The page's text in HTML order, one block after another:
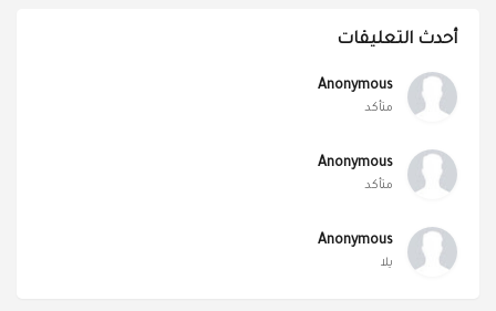
أحدث التعليقات
Anonymous
متأكد
Anonymous
متأكد
Anonymous
يلا